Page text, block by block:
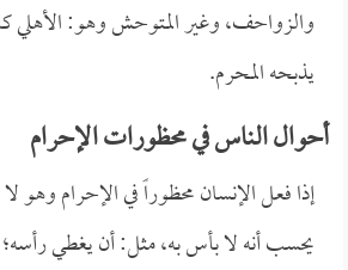
والزواحف، وغير المتوحش وهو: الأهلي
يذبحه المحرم.
أحوال الناس في محظورات الإحرام
إذا فعل الإنسان محظوراً في الإحرام وهو
يحسب أنه لا بأس به، مثل: أن يغطي